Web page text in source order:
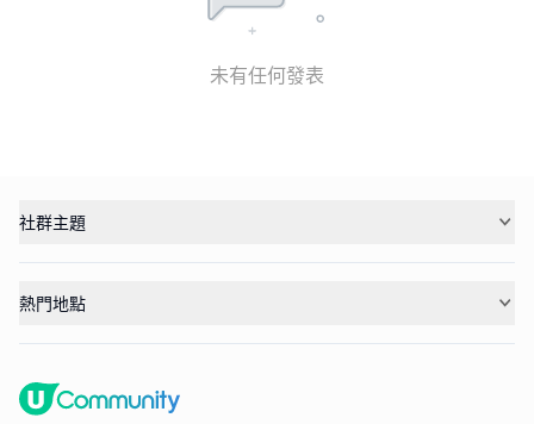
未有任何發表
社群主題
熱門地點